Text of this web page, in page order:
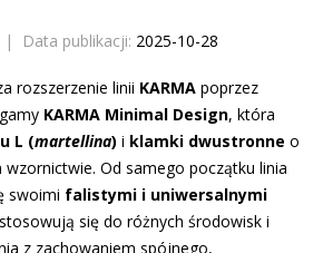
| Data publikacji: 2025-10-28
rozszerzenie linii KARMA poprzez
KARMA Minimal Design, która
L (martellina) i klamki dwustronne o
Od samego początku linia
swoimi falistymi i uniwersalnymi
się do różnych środowisk i
z zachowaniem spójnego,